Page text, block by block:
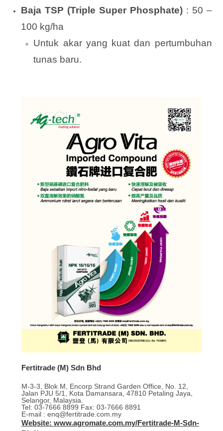
Baja TSP (Triple Super Phosphate) : 50 –
100 kg/ha
Untuk akar yang kuat dan pertumbuhan
tunas baru.
Fertitrade (M) Sdn Bhd
M-3-3, Blok M, Encorp Strand Garden Office, No. 12,
Jalan PJU 5/1, Kota Damansara, 47810 Petaling Jaya,
Selangor, Malaysia.
Tel: 03-7666 8899 Fax: 03-7666 8891
E-mail : enq@fertitrade.com.my
Website: www.agromate.com.my/Fertitrade-M-Sdn-